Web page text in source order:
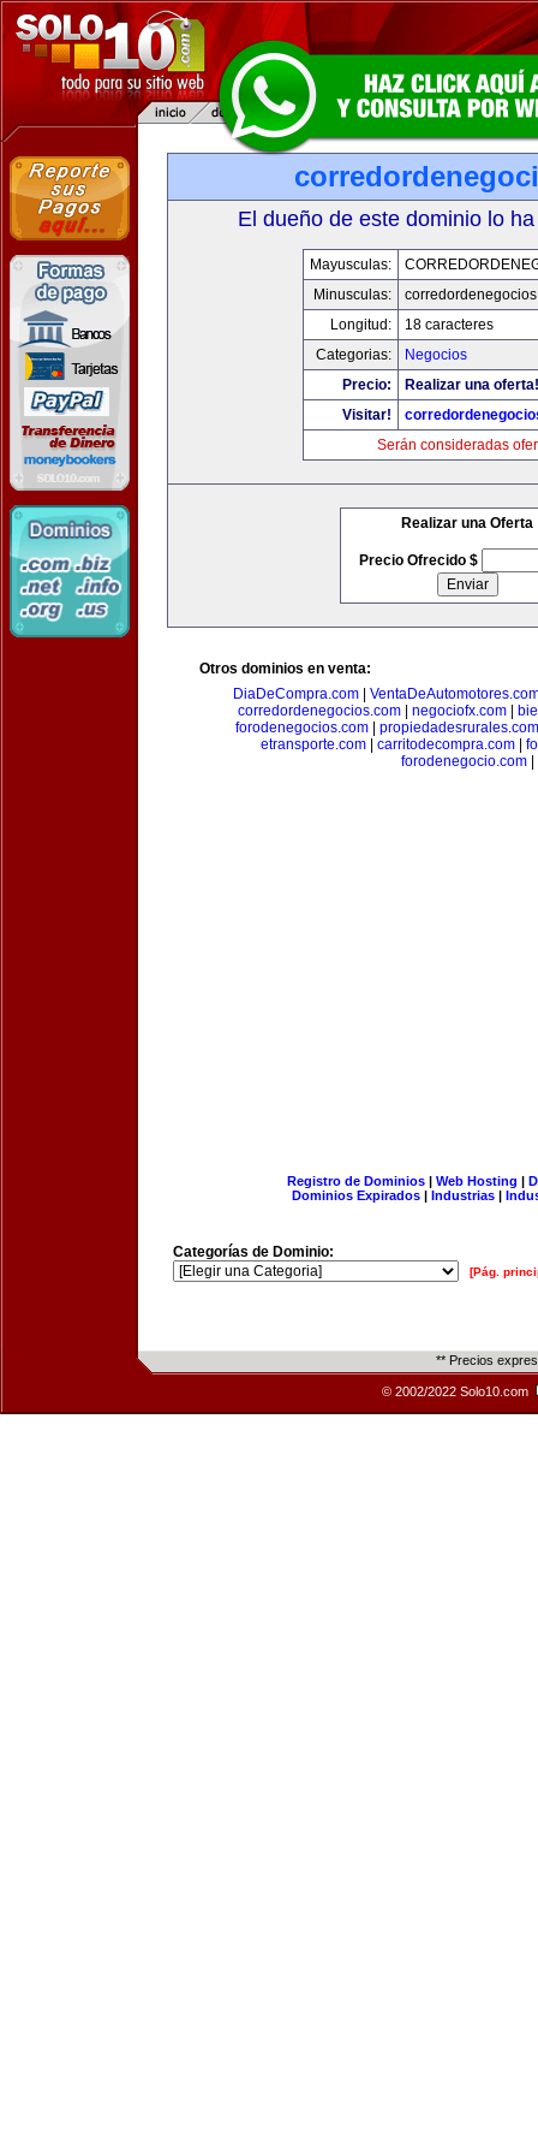
El dueño de este dominio lo
Mayusculas:
Minusculas:
Longitud:
18 caracteres
Categorias:
Negocios
Precio:
Realizar una oferta!
Visitar!
Serán consideradas
Realizar una Oferta
Precio Ofrecido $
Otros dominios en venta:
DiaDeCompra.com|
corredordenegocios.com
negociofx.com
forodenegocios.com
propiedadesrurales.com
etransporte.com
carritodecompra.com
forodenegocio.com|
Registro de Dominios| Web Hosting |
Dominios Expirados | Industrias |
Categorías de Dominio:
[Pág.
** Precios
© 2002/2022 Solo10.com